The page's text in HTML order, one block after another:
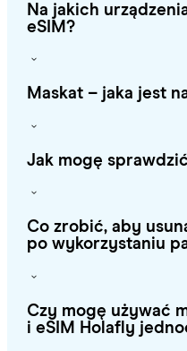
Na jakich
eSIM?
Maskat – jaka jest
Jak mogę
Co zrobić, aby
po wykorzystaniu
Czy mogę używać
i eSIM Holafly